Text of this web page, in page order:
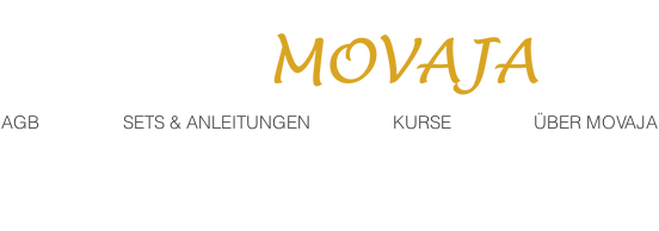
AGB SETS & ANLEITUNGEN KURSE ÜBER MOVAJA